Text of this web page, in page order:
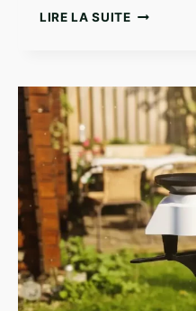
LIRE LA SUITEQUELLE
MÉTÉO
LA
PLUS
PRÉCISE
?
LE
GUIDE
POUR
NE
PLUS
SE
TROMPER